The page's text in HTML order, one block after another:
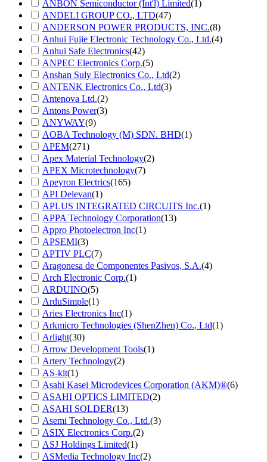
ANBON Semiconductor (Int'l) Limited(1)
ANDELI GROUP CO., LTD(47)
ANDERSON POWER PRODUCTS, INC.(8)
Anhui Fujie Electronic Technology Co., Ltd.(4)
Anhui Safe Electronics(42)
ANPEC Electronics Corp.(5)
Anshan Suly Electronics Co., Ltd(2)
ANTENK Electronics Co., Ltd(3)
Antenova Ltd.(2)
Antons Power(3)
ANYWAY(9)
AOBA Technology (M) SDN. BHD(1)
APEM(271)
Apex Material Technology(2)
APEX Microtechnology(7)
Apeyron Electrics(165)
API Delevan(1)
APLUS INTEGRATED CIRCUITS Inc.(1)
APPA Technology Corporation(13)
Appro Photoelectron Inc(1)
APSEMI(3)
APTIV PLC(7)
Aragonesa de Componentes Pasivos, S.A.(4)
Arch Electronic Corp.(1)
ARDUINO(5)
ArduSimple(1)
Aries Electronics Inc(1)
Arkmicro Technologies (ShenZhen) Co., Ltd(1)
Arlight(30)
Arrow Development Tools(1)
Artery Technology(2)
AS-kit(1)
Asahi Kasei Microdevices Corporation (AKM)®(6)
ASAHI OPTICS LIMITED(2)
ASAHI SOLDER(13)
Asemi Technology Co., Ltd.(3)
ASIX Electronics Corp.(2)
ASJ Holdings Limited(1)
ASMedia Technology Inc(2)